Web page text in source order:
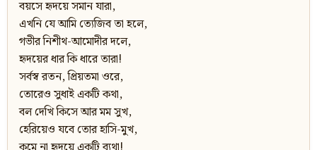
বয়সে হৃদয়ে সমান যারা,
এখনি যে আমি ত্যেজিব তা হলে,
গভীর নিশীথ-আমোদীর দলে,
হৃদয়ের ধার কি ধারে তারা!
সর্বস্ব রতন, প্রিয়তমা ওরে,
তোরেও সুধাই একটি কথা,
বল দেখি কিসে আর মম সুখ,
হেরিয়েও যবে তোর হাসি-মুখ,